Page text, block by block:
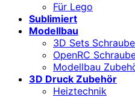
Für Lego
Sublimiert
Modellbau
3D Sets
OpenRC
Modellbau
3D Druck Zubehör
Heiztechnik